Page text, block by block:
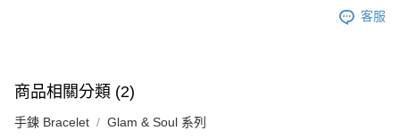
客服
商品相關分類 (2)
手鍊 Bracelet Glam & Soul 系列